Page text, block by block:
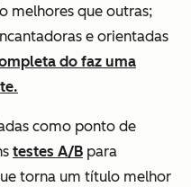
melhores que outras;
e orientadas
do faz uma
.
como ponto de
testes A/B para
torna um título melhor